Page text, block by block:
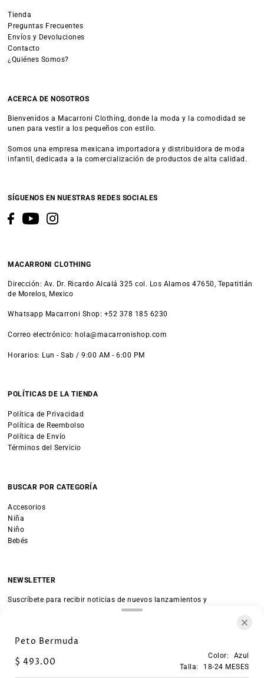
Peto Bermuda
$ 493.00
Color:
Azul
Talla:
18-24 MESES
Tienda
Preguntas Frecuentes
Envíos y Devoluciones
Contacto
¿Quiénes Somos?
ACERCA DE NOSOTROS
Bienvenidos a Macarroni Clothing, donde la moda y la comodidad se
unen para vestir a los pequeños con estilo.
Somos una empresa mexicana importadora y distribuidora de moda
infantil, dedicada a la comercialización de productos de alta calidad.
SÍGUENOS EN NUESTRAS REDES SOCIALES
MACARRONI CLOTHING
Dirección: Av. Dr. Ricardo Alcalá 325 col. Los Alamos 47650, Tepatitlán
de Morelos, Mexico
Whatsapp Macarroni Shop: +52 378 185 6230
Correo electrónico: hola@macarronishop.com
Horarios: Lun - Sab / 9:00 AM - 6:00 PM
POLÍTICAS DE LA TIENDA
Política de Privacidad
Política de Reembolso
Política de Envío
Términos del Servicio
BUSCAR POR CATEGORÍA
Accesorios
Niña
Niño
Bebés
NEWSLETTER
Suscríbete para recibir noticias de nuevos lanzamientos y